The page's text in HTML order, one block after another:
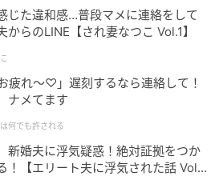
じた違和感…普段マメに連絡をして
からのLINE【され妻なつこ Vol.1】
れ〜♡」遅刻するなら連絡して！
ナメてます
何でも許される
新婚夫に浮気疑惑！絶対証拠をつか
！【エリート夫に浮気された話 Vol.